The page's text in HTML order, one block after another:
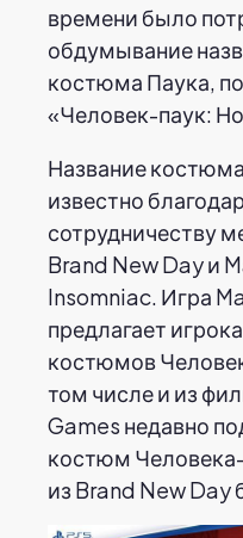
времени было
обдумывание
костюма Паука,
«Человек-паук:
Название
известно
сотрудничеству
Brand New Day и
Insomniac. Игра
предлагает
костюмов
том числе и из
Games недавно
костюм
из Brand New Day